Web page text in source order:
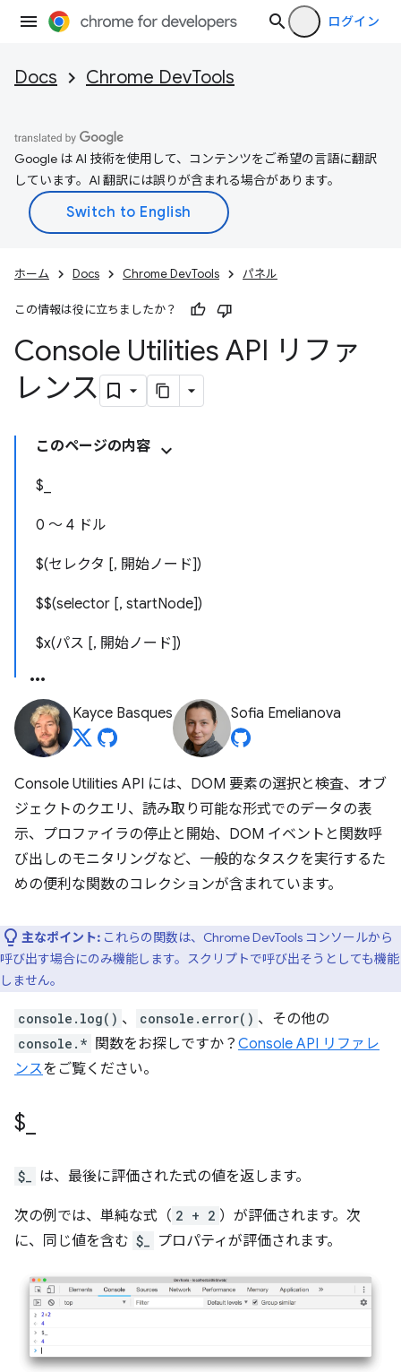
ログイン
Docs Chrome DevTools
Google は AI 技術を使用して、コンテンツをご希望の言語に翻訳
しています。AI 翻訳には誤りが含まれる場合があります。
ホーム Docs Chrome DevTools パネル
この情報は役に立ちましたか？
Console Utilities API リファ
レンス
このページの内容
$_
0 ～ 4 ドル
$(セレクタ [, 開始ノード])
$$(selector [, startNode])
$x(パス [, 開始ノード])
Kayce Basques Sofia Emelianova
Console Utilities API には、DOM 要素の選択と検査、オブ
ジェクトのクエリ、読み取り可能な形式でのデータの表
示、プロファイラの停止と開始、DOM イベントと関数呼
び出しのモニタリングなど、一般的なタスクを実行するた
めの便利な関数のコレクションが含まれています。
主なポイント: これらの関数は、Chrome DevTools コンソールから
呼び出す場合にのみ機能します。スクリプトで呼び出そうとしても機能
しません。
console.log() 、 console.error() 、その他の
console.* 関数をお探しですか？ Console API リファレ
ンスをご覧ください。
$
$_ は、最後に評価された式の値を返します。
次の例では、単純な式（ 2 + 2 ）が評価されます。次
に、同じ値を含む $_ プロパティが評価されます。